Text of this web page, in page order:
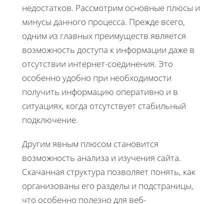
недостатков. Рассмотрим основные плюсы и
минусы данного процесса. Прежде всего,
одним из главных преимуществ является
возможность доступа к информации даже в
отсутствии интернет-соединения. Это
особенно удобно при необходимости
получить информацию оперативно и в
ситуациях, когда отсутствует стабильный
подключение.
Другим явным плюсом становится
возможность анализа и изучения сайта.
Скачанная структура позволяет понять, как
организованы его разделы и подстраницы,
что особенно полезно для веб-